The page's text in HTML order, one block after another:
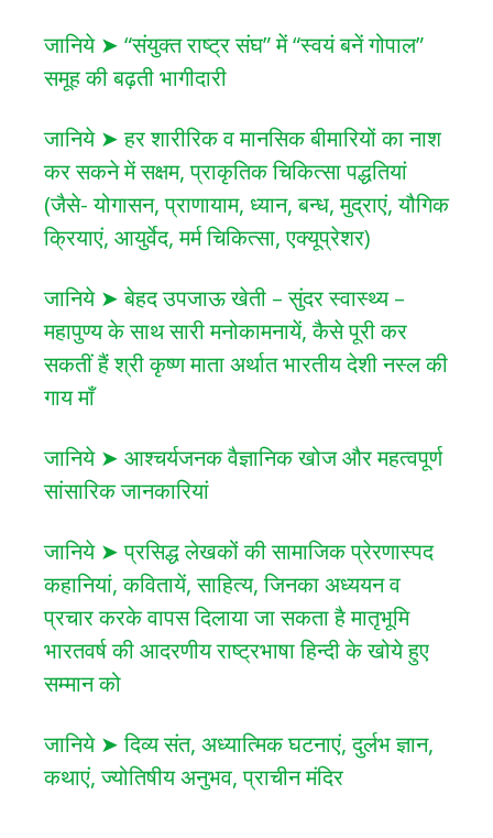
जानिये ➤ “संयुक्त राष्ट्र संघ” में “स्वयं बनें गोपाल”
समूह की बढ़ती भागीदारी
जानिये ➤ हर शारीरिक व मानसिक बीमारियों का नाश
कर सकने में सक्षम, प्राकृतिक चिकित्सा पद्धतियां
(जैसे- योगासन, प्राणायाम, ध्यान, बन्ध, मुद्राएं, यौगिक
क्रियाएं, आयुर्वेद, मर्म चिकित्सा, एक्यूप्रेशर)
जानिये ➤ बेहद उपजाऊ खेती – सुंदर स्वास्थ्य –
महापुण्य के साथ सारी मनोकामनायें, कैसे पूरी कर
सकतीं हैं श्री कृष्ण माता अर्थात भारतीय देशी नस्ल की
गाय माँ
जानिये ➤ आश्चर्यजनक वैज्ञानिक खोज और महत्वपूर्ण
सांसारिक जानकारियां
जानिये ➤ प्रसिद्ध लेखकों की सामाजिक प्रेरणास्पद
कहानियां, कवितायें, साहित्य, जिनका अध्ययन व
प्रचार करके वापस दिलाया जा सकता है मातृभूमि
भारतवर्ष की आदरणीय राष्ट्रभाषा हिन्दी के खोये हुए
सम्मान को
जानिये ➤ दिव्य संत, अध्यात्मिक घटनाएं, दुर्लभ ज्ञान,
कथाएं, ज्योतिषीय अनुभव, प्राचीन मंदिर